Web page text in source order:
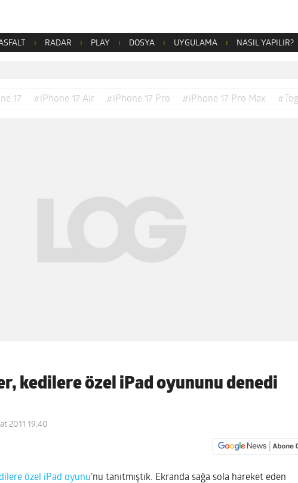
RADAR PLAY DOSYA UYGULAMA NASIL YAPILIR?
17 #iPhone 17 Air #iPhone 17 Pro #iPhone 17 Pro Max
kedilere özel iPad oyununu denedi
2011 19:40
özel iPad oyunu’nu tanıtmıştık. Ekranda sağa sola hareket eden